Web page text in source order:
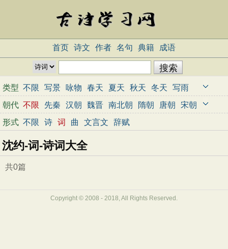
首页 诗文 作者 名句 典籍 成语
类型 不限 写景 咏物 春天 夏天 秋天 冬天
写雨
写雪
写风 写花 梅花 荷花 菊花 柳树
月亮
山水 写山 写水 长江 黄河 儿童 写鸟
写马
田园 边塞 地名 抒情 爱国 离别 送别 思乡
思念
爱情 励志 哲理
母亲 友情 战争 读书 惜时 婉约 豪放 诗经
民谣
咏史怀古 宋词精选 小学古诗 初中古诗
朝代 不限 先秦 汉朝 魏晋 南北朝 隋朝 唐朝
宋朝
元朝
明朝 清朝 近代 当代
形式 不限 诗 词 曲 文言文 辞赋
沈约-词-诗词大全
共0篇
Copyright © 2008 - 2018, All Rights Reserved.